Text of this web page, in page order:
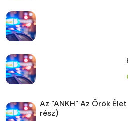
Az "ANKH" Az Örök
rész)